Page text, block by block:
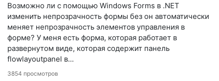
Возможно ли с помощью Windows Forms в .NET
изменить непрозрачность формы без он автоматически
меняет непрозрачность элементов управления в
форме? У меня есть форма, которая работает в
развернутом виде, которая содержит панель
flowlayoutpanel в...
3854 просмотров